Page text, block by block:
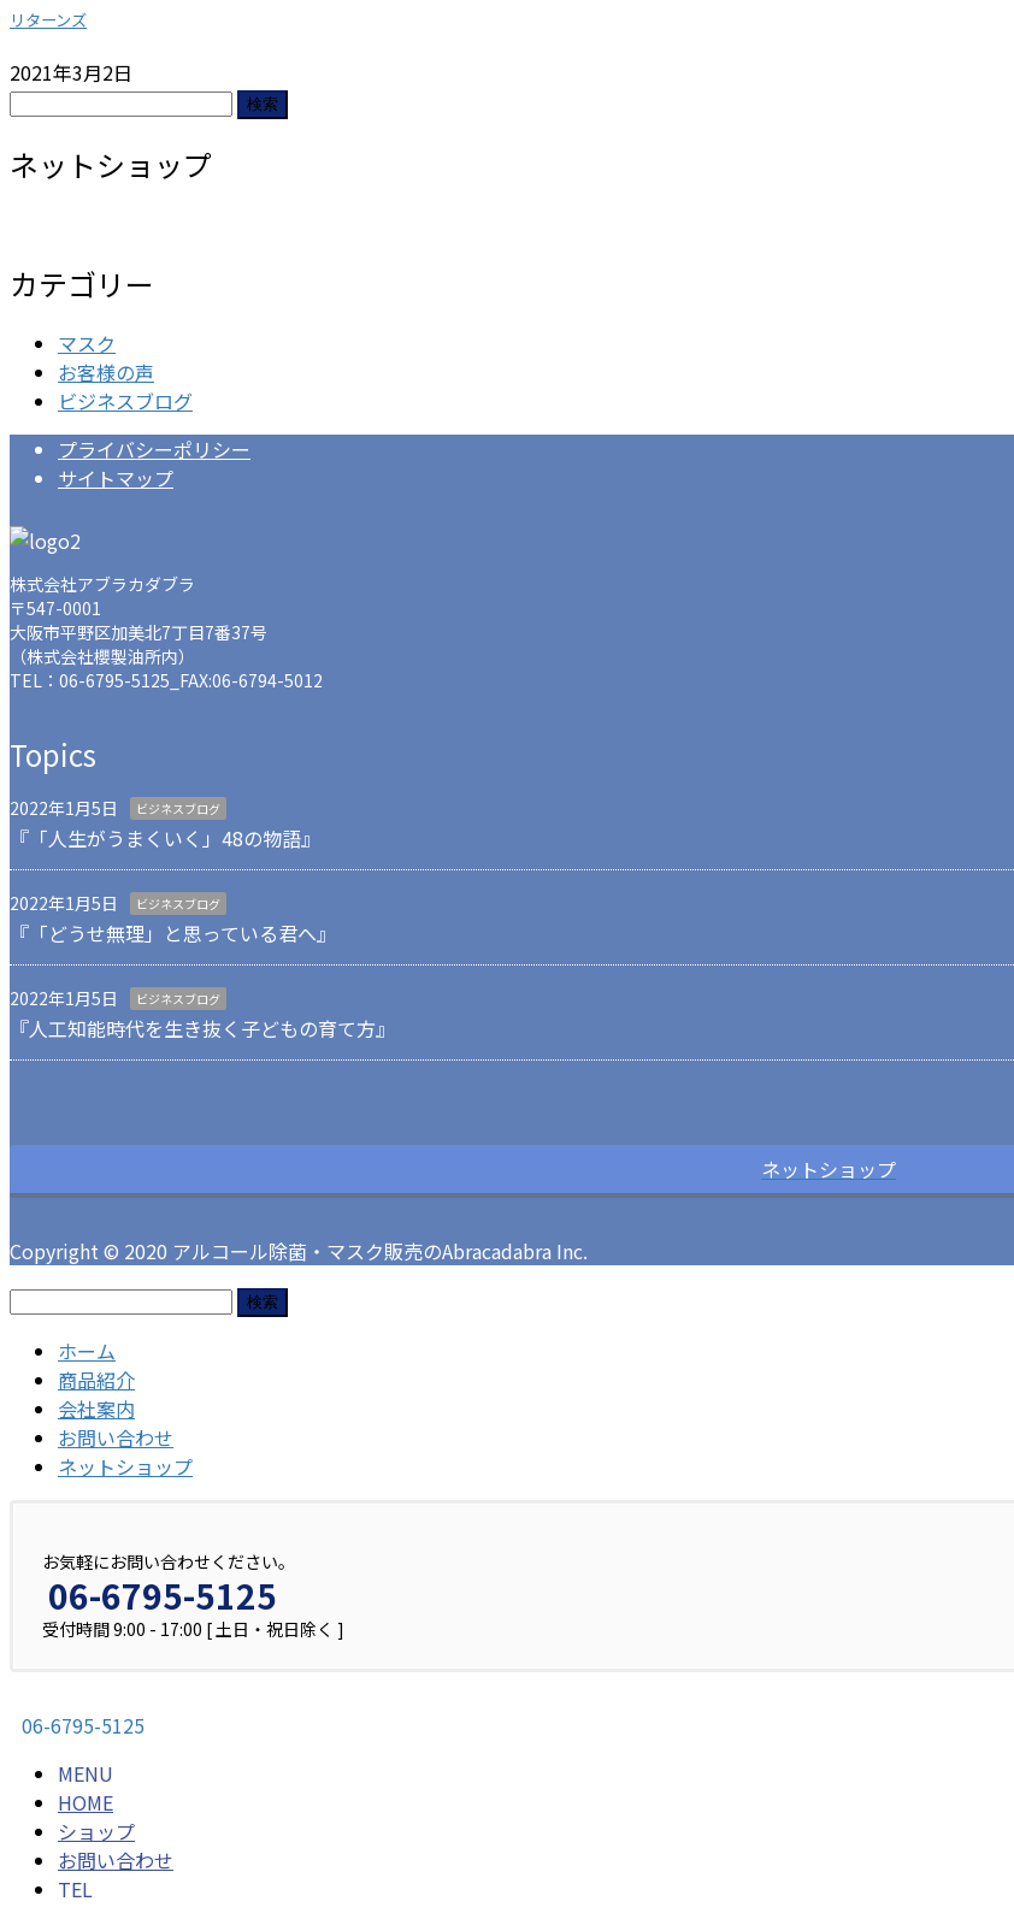
リターンズ
2021年3月2日
検
ネットショップ
カテゴリー
マスク
お客様の声
ビジネスブログ
プライバシーポリシー
サイトマップ
株式会社アブラカダブラ
〒547-0001
大阪市平野区加美北7丁目7番37号
（株式会社櫻製油所内）
TEL： 06-6795-5125 _FAX:06-6794-5012
Topics
2022年1月5日 ビジネスブログ
『「人生がうまくいく」48の物語』
2022年1月5日 ビジネスブログ
『「どうせ無理」と思っている君へ』
2022年1月5日 ビジネスブログ
『人工知能時代を生き抜く子どもの育て方』
ネットショップ
Copyright © 2020 アルコール除菌・マスク販売のAbracadabra Inc.
検
ホーム
商品紹介
会社案内
お問い合わせ
ネットショップ
お気軽にお問い合わせください。
06-6795-5125
受付時間 9:00 - 17:00 [ 土日・祝日除く ]
06-6795-5125
MENU
HOME
ショップ
お問い合わせ
TEL